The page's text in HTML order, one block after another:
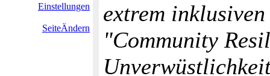
Einstellungen
SeiteÄndern
extrem
"Community